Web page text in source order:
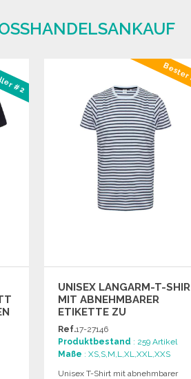
#2
UNISEX LANGARM-T-
MIT ABNEHMBARER
ETIKETTE ZU
GROSSHANDELSPREISEN
Ref.17-27146
Produktbestand : 259 Artikel
Maße : XS,S,M,L,XL,XXL,XXS
Unisex T-Shirt mit abnehmbarer